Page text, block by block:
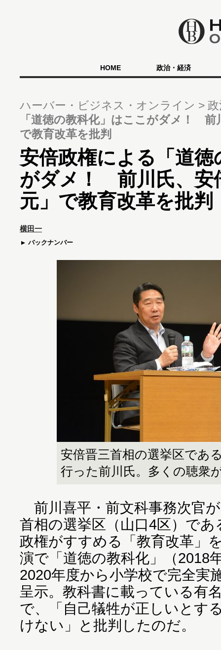
HOME 政治・経済
ハーバー・ビジネス・オンライン
「道徳の教科化」はここがダメ！ 前
で教育改革を批判
安倍政権による「道
がダメ！ 前川氏、安
元」で教育改革を批判
横田一
バックナンバー
安倍晋三首相の選挙区であ
行った前川氏。多くの聴衆
前川喜平・前文科事務次官
首相の選挙区（山口4区）で
政権がすすめる「教育改革」
演で「道徳の教科化」（2018
2020年度から小学校で完全実
呈示。教科書に載っている有
で、「自己犠牲が正しいとす
けない」と批判したのだ。